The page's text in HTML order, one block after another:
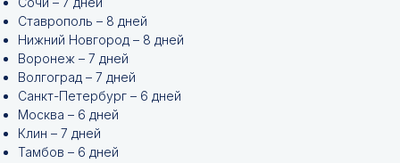
Ставрополь – 8 дней
Нижний Новгород – 8 дней
Воронеж – 7 дней
Волгоград – 7 дней
Санкт-Петербург – 6 дней
Москва – 6 дней
Клин – 7 дней
Тамбов – 6 дней